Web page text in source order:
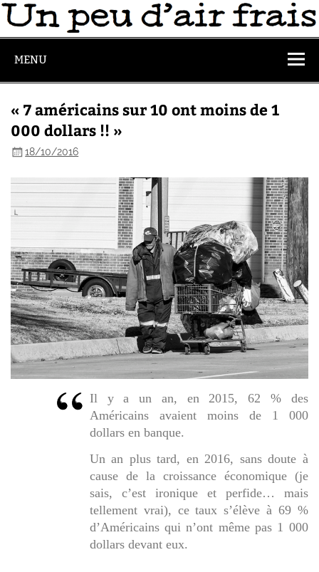
MENU
« 7 américains sur 10 ont moins de 1
000 dollars !! »
18/10/2016
Il y a un an, en 2015, 62 % des
Américains avaient moins de 1 000
dollars en banque.
Un an plus tard, en 2016, sans doute à
cause de la croissance économique (je
sais, c’est ironique et perfide… mais
tellement vrai), ce taux s’élève à 69 %
d’Américains qui n’ont même pas 1 000
dollars devant eux.